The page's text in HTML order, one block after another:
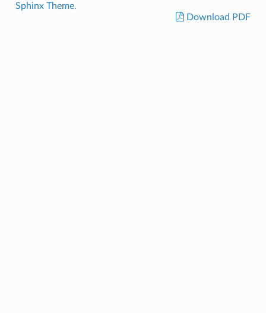
Sphinx Theme.
Download PDF